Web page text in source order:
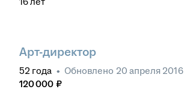
Арт-директор
52 года • Обновлено 20 апреля 2016
120 000 ₽